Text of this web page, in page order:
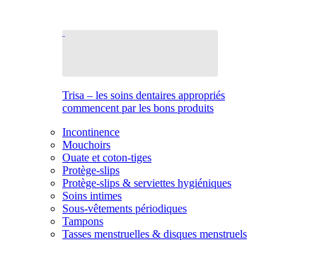
Trisa – les soins dentaires appropriés
commencent par les bons produits
Incontinence
Mouchoirs
Ouate et coton-tiges
Protège-slips
Protège-slips & serviettes hygiéniques
Soins intimes
Sous-vêtements périodiques
Tampons
Tasses menstruelles & disques menstruels